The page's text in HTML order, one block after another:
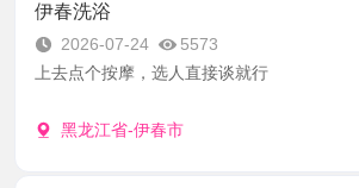
伊春洗浴
2026-07-24
5573
上去点个按摩，选人直接谈就行
黑龙江省-伊春市